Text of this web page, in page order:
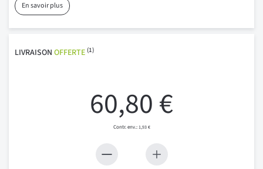
En savoir plus
LIVRAISON OFFERTE (1)
60,80 €
1,93 €